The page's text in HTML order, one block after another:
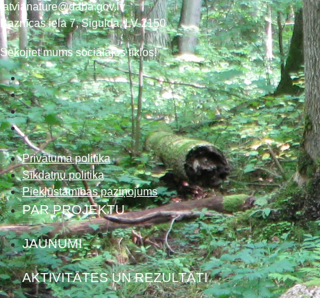
latvianature@daba.gov.lv
Baznīcas iela 7, Sigulda, LV-2150
Sekojiet mums sociālajos tīklos!
Privātuma politika
Sīkdatņu politika
Piekļūstamības paziņojums
PAR PROJEKTU
JAUNUMI
AKTIVITĀTES UN REZULTĀTI